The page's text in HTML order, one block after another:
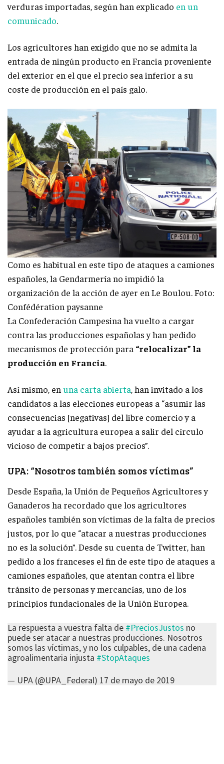
verduras importadas, según han explicado en un
comunicado.
Los agricultores han exigido que no se admita la
entrada de ningún producto en Francia proveniente
del exterior en el que el precio sea inferior a su
coste de producción en el país galo.
Como es habitual en este tipo de ataques a camiones
españoles, la Gendarmería no impidió la
organización de la acción de ayer en Le Boulou. Foto:
Confédération paysanne
La Confederación Campesina ha vuelto a cargar
contra las producciones españolas y han pedido
mecanismos de protección para “relocalizar” la
producción en Francia.
Así mismo, en una carta abierta, han invitado a los
candidatos a las elecciones europeas a “asumir las
consecuencias [negativas] del libre comercio y a
ayudar a la agricultura europea a salir del círculo
vicioso de competir a bajos precios”.
UPA: “Nosotros también somos víctimas”
Desde España, la Unión de Pequeños Agricultores y
Ganaderos ha recordado que los agricultores
españoles también son víctimas de la falta de precios
justos, por lo que “atacar a nuestras producciones
no es la solución”. Desde su cuenta de Twitter, han
pedido a los franceses el fin de este tipo de ataques a
camiones españoles, que atentan contra el libre
tránsito de personas y mercancías, uno de los
principios fundacionales de la Unión Europea.
La respuesta a vuestra falta de #PreciosJustos no
puede ser atacar a nuestras producciones. Nosotros
somos las víctimas, y no los culpables, de una cadena
agroalimentaria injusta #StopAtaques
— UPA (@UPA_Federal) 17 de mayo de 2019